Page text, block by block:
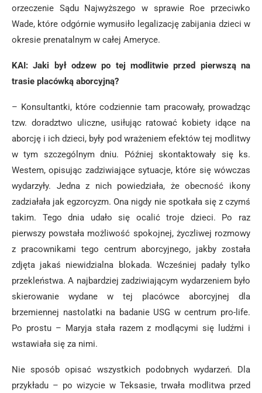
orzeczenie Sądu Najwyższego w sprawie Roe przeciwko
Wade, które odgórnie wymusiło legalizację zabijania dzieci w
okresie prenatalnym w całej Ameryce.
KAI: Jaki był odzew po tej modlitwie przed pierwszą na
trasie placówką aborcyjną?
– Konsultantki, które codziennie tam pracowały, prowadząc
tzw. doradztwo uliczne, usiłując ratować kobiety idące na
aborcję i ich dzieci, były pod wrażeniem efektów tej modlitwy
w tym szczególnym dniu. Później skontaktowały się ks.
Westem, opisując zadziwiające sytuacje, które się wówczas
wydarzyły. Jedna z nich powiedziała, że obecność ikony
zadziałała jak egzorcyzm. Ona nigdy nie spotkała się z czymś
takim. Tego dnia udało się ocalić troje dzieci. Po raz
pierwszy powstała możliwość spokojnej, życzliwej rozmowy
z pracownikami tego centrum aborcyjnego, jakby została
zdjęta jakaś niewidzialna blokada. Wcześniej padały tylko
przekleństwa. A najbardziej zadziwiającym wydarzeniem było
skierowanie wydane w tej placówce aborcyjnej dla
brzemiennej nastolatki na badanie USG w centrum pro-life.
Po prostu – Maryja stała razem z modlącymi się ludźmi i
wstawiała się za nimi.
Nie sposób opisać wszystkich podobnych wydarzeń. Dla
przykładu – po wizycie w Teksasie, trwała modlitwa przed